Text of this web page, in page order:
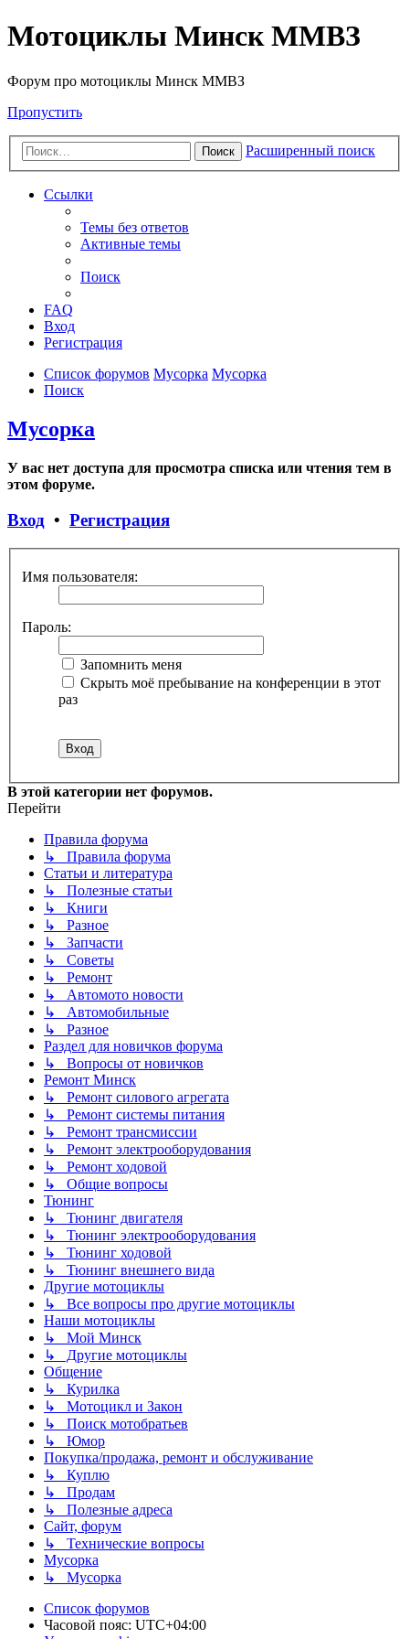
Мотоциклы Минск ММВЗ
Форум про мотоциклы Минск ММВЗ
Пропустить
Поиск Расширенный поиск
Ссылки
Темы без ответов
Активные темы
Поиск
FAQ
Вход
Регистрация
Список форумов Мусорка Мусорка
Поиск
Мусорка
У вас нет доступа для просмотра списка или чтения тем в
этом форуме.
Вход • Регистрация
Имя пользователя:
Пароль:
Запомнить меня
Скрыть моё пребывание на конференции в этот
раз
В этой категории нет форумов.
Перейти
Правила форума
↳ Правила форума
Статьи и литература
↳ Полезные статьи
↳ Книги
↳ Разное
↳ Запчасти
↳ Советы
↳ Ремонт
↳ Автомото новости
↳ Автомобильные
↳ Разное
Раздел для новичков форума
↳ Вопросы от новичков
Ремонт Минск
↳ Ремонт силового агрегата
↳ Ремонт системы питания
↳ Ремонт трансмиссии
↳ Ремонт электрооборудования
↳ Ремонт ходовой
↳ Общие вопросы
Тюнинг
↳ Тюнинг двигателя
↳ Тюнинг электрооборудования
↳ Тюнинг ходовой
↳ Тюнинг внешнего вида
Другие мотоциклы
↳ Все вопросы про другие мотоциклы
Наши мотоциклы
↳ Мой Минск
↳ Другие мотоциклы
Общение
↳ Курилка
↳ Мотоцикл и Закон
↳ Поиск мотобратьев
↳ Юмор
Покупка/продажа, ремонт и обслуживание
↳ Куплю
↳ Продам
↳ Полезные адреса
Сайт, форум
↳ Технические вопросы
Мусорка
↳ Мусорка
Список форумов
Часовой пояс: UTC+04:00